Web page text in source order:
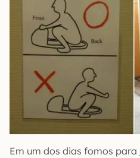
Em um dos dias fomos para